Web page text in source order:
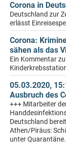
Corona in
Deutschland zur
erlässt
Corona:
sähen als das
Ein Kommentar
05.03.2020,
Ausbruch des
+++ Mitarbeiter
Deutschland
Athen/Piräus:
unter Quarantäne.